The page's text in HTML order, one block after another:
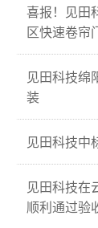
喜报！见田
区快速卷帘
见田科技绵
装
见田科技中
见田科技在
顺利通过验